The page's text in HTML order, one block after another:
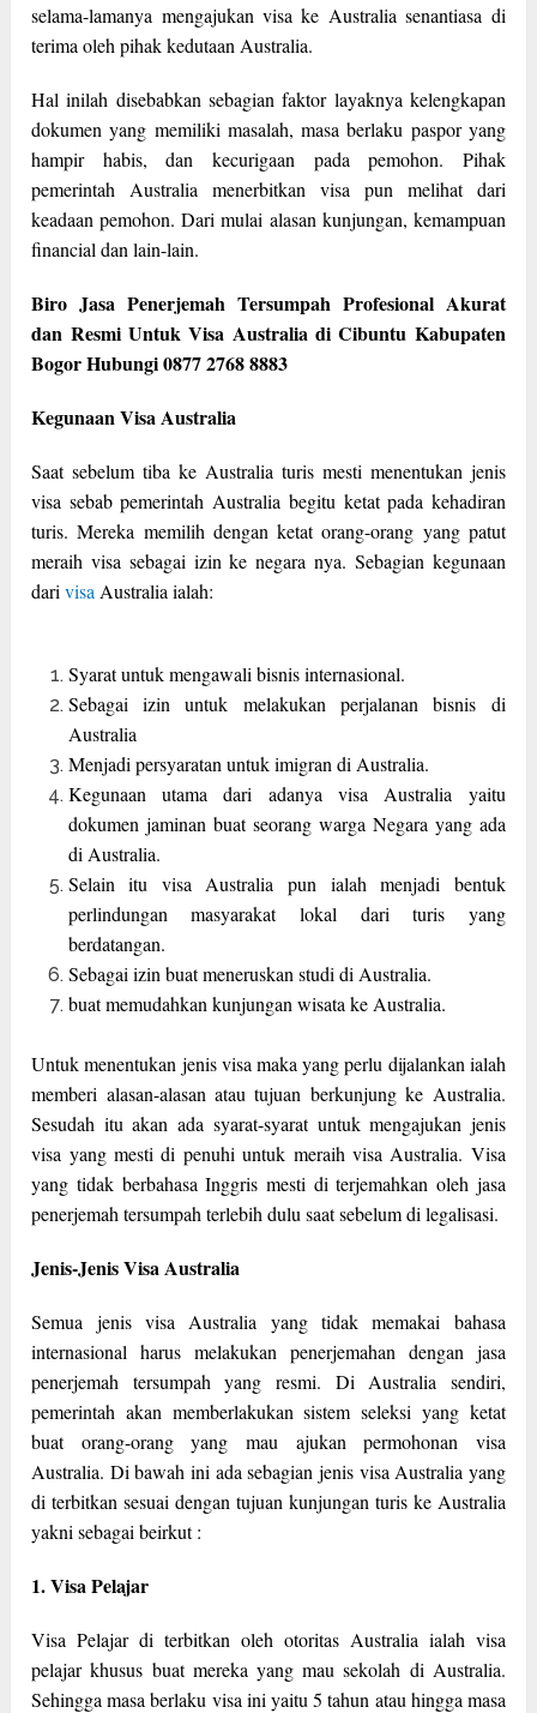
selama-lamanya mengajukan visa ke Australia senantiasa di
terima oleh pihak kedutaan Australia.
Hal inilah disebabkan sebagian faktor layaknya kelengkapan
dokumen yang memiliki masalah, masa berlaku paspor yang
hampir habis, dan kecurigaan pada pemohon. Pihak
pemerintah Australia menerbitkan visa pun melihat dari
keadaan pemohon. Dari mulai alasan kunjungan, kemampuan
financial dan lain-lain.
Biro Jasa Penerjemah Tersumpah Profesional Akurat
dan Resmi Untuk Visa Australia di Cibuntu Kabupaten
Bogor Hubungi 0877 2768 8883
Kegunaan Visa Australia
Saat sebelum tiba ke Australia turis mesti menentukan jenis
visa sebab pemerintah Australia begitu ketat pada kehadiran
turis. Mereka memilih dengan ketat orang-orang yang patut
meraih visa sebagai izin ke negara nya. Sebagian kegunaan
darivisa Australia ialah:
Syarat untuk mengawali bisnis internasional.
Sebagai izin untuk melakukan perjalanan bisnis di
Australia
Menjadi persyaratan untuk imigran di Australia.
Kegunaan utama dari adanya visa Australia yaitu
dokumen jaminan buat seorang warga Negara yang ada
di Australia.
Selain itu visa Australia pun ialah menjadi bentuk
perlindungan masyarakat lokal dari turis yang
berdatangan.
Sebagai izin buat meneruskan studi di Australia.
buat memudahkan kunjungan wisata ke Australia.
Untuk menentukan jenis visa maka yang perlu dijalankan ialah
memberi alasan-alasan atau tujuan berkunjung ke Australia.
Sesudah itu akan ada syarat-syarat untuk mengajukan jenis
visa yang mesti di penuhi untuk meraih visa Australia. Visa
yang tidak berbahasa Inggris mesti di terjemahkan oleh jasa
penerjemah tersumpah terlebih dulu saat sebelum di legalisasi.
Jenis-Jenis Visa Australia
Semua jenis visa Australia yang tidak memakai bahasa
internasional harus melakukan penerjemahan dengan jasa
penerjemah tersumpah yang resmi. Di Australia sendiri,
pemerintah akan memberlakukan sistem seleksi yang ketat
buat orang-orang yang mau ajukan permohonan visa
Australia. Di bawah ini ada sebagian jenis visa Australia yang
di terbitkan sesuai dengan tujuan kunjungan turis ke Australia
yakni sebagai beirkut :
1. Visa Pelajar
Visa Pelajar di terbitkan oleh otoritas Australia ialah visa
pelajar khusus buat mereka yang mau sekolah di Australia.
Sehingga masa berlaku visa ini yaitu 5 tahun atau hingga masa